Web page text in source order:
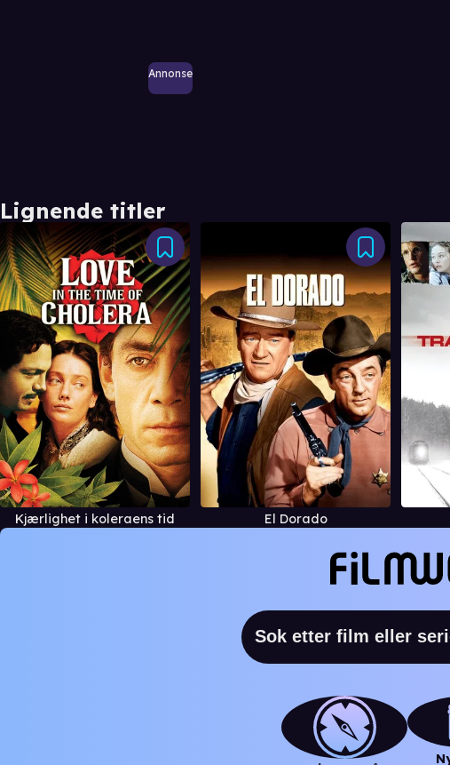
Annonse
Lignende titler
Kjærlighet i koleraens tid El Dorado